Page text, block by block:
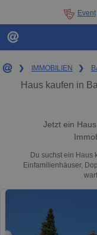
Event
❯ IMMOBILIEN ❯
Haus kaufen in
Jetzt ein
Du suchst ein Haus
Einfamilienhäuser,